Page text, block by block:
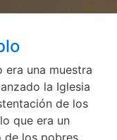
era una muestra
la Iglesia
de los
que era un